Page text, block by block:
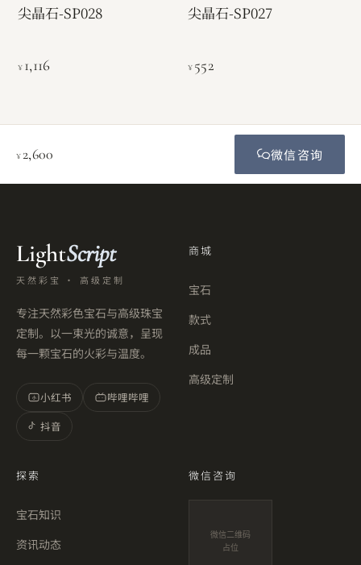
尖晶石-SP028
¥1,116
尖晶石-SP027
¥552
¥2,600 微信咨询
LightScript
天然彩宝 · 高级定制
专注天然彩色宝石与高级珠宝
定制。以一束光的诚意，呈现
每一颗宝石的火彩与温度。
小 小红书
哔哩哔哩
抖音
商城
宝石
款式
成品
高级定制
探索
宝石知识
资讯动态
微信咨询
微信二维码
占位